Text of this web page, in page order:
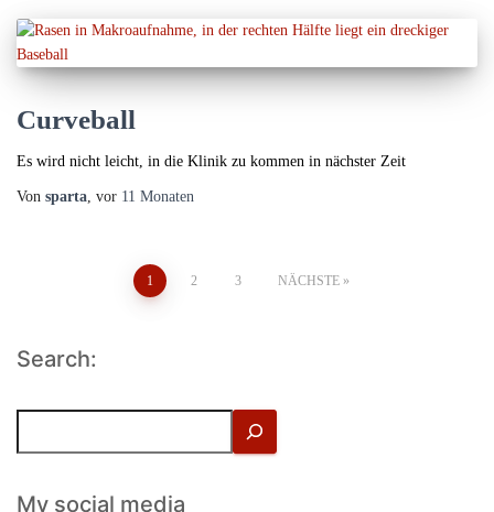
Curveball
Es wird nicht leicht, in die Klinik zu kommen in nächster Zeit
Von sparta , vor 11 Monaten
Seitennummerierung
1 2 3 NÄCHSTE
Search:
hMy social media